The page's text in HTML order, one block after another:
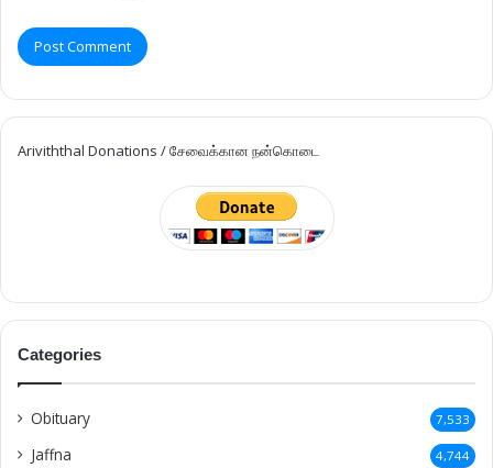
Ariviththal Donations / சேவைக்கான நன்கொடை
Categories
Obituary 7,533
Jaffna 4,744